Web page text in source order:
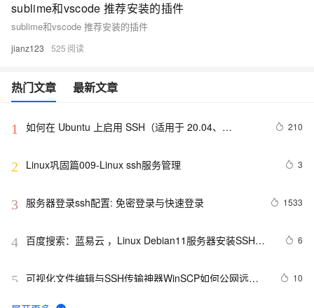
sublime和vscode 推荐安装的插件
sublime和vscode 推荐安装的插件
jianz123 525
热门文章 最新文章
1
如何在 Ubuntu 上启用 SSH（适用于 20.04、
210
2 Linux巩固篇009-Linux ssh服务管理 3
3 服务器登录ssh配置: 免密登录与快速登录 1533
4 百度搜索：蓝易云 ，Linux Debian11服务器安装SSH，
6
5 可视化文件编辑与SSH传输神器WinSCP如何公网远程
10